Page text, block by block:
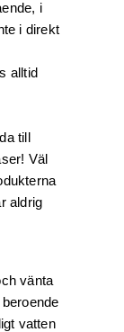
i
i direkt
alltid
till
Väl
aldrig
vänta
vatten